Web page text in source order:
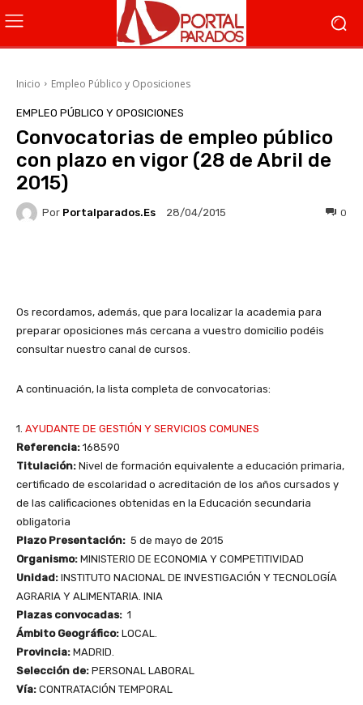
Inicio Empleo Público y Oposiciones
EMPLEO PÚBLICO Y OPOSICIONES
Convocatorias de empleo público
con plazo en vigor (28 de Abril de
2015)
Por Portalparados.es 28/04/2015 0
Os recordamos, además, que para localizar la academia para
preparar oposiciones más cercana a vuestro domicilio podéis
consultar nuestro canal de cursos.
A continuación, la lista completa de convocatorias:
1. AYUDANTE DE GESTIÓN Y SERVICIOS COMUNES
Referencia: 168590
Titulación: Nivel de formación equivalente a educación primaria,
certificado de escolaridad o acreditación de los años cursados y
de las calificaciones obtenidas en la Educación secundaria
obligatoria
Plazo Presentación: 5 de mayo de 2015
Organismo: MINISTERIO DE ECONOMIA Y COMPETITIVIDAD
Unidad: INSTITUTO NACIONAL DE INVESTIGACIÓN Y TECNOLOGÍA
AGRARIA Y ALIMENTARIA. INIA
Plazas convocadas: 1
Ámbito Geográfico: LOCAL.
Provincia: MADRID.
Selección de: PERSONAL LABORAL
Vía: CONTRATACIÓN TEMPORAL